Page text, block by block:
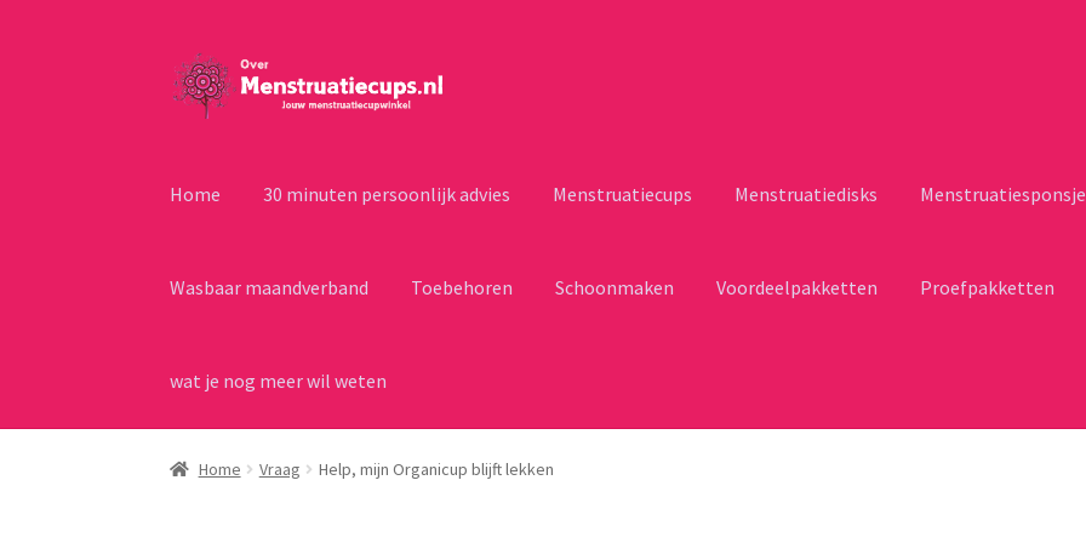
Ga
door
naar
Ga
naar
Home 30 minuten persoonlijk advies Menstruatiecups Menstruatiedisks
Wasbaar maandverband Toebehoren Schoonmaken Voordeelpakketten Proefpakketten
wat je nog meer wil weten
Home Vraag Help, mijn Organicup blijft lekken